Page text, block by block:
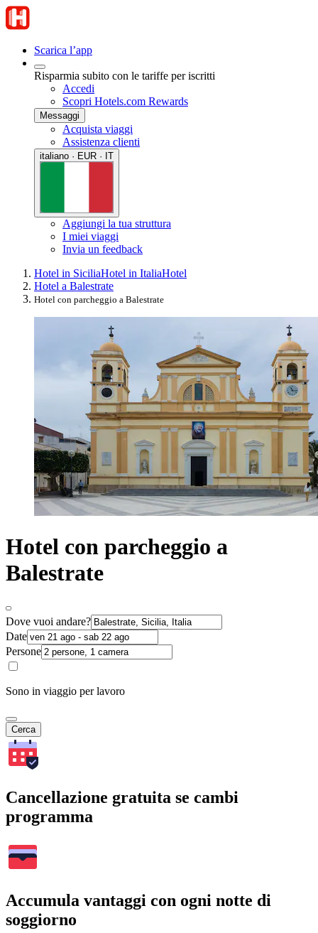
Scarica l’app
Risparmia subito con le tariffe per iscritti
Accedi
Scopri Hotels.com Rewards
Messaggi
Acquista viaggi
Assistenza clienti
italiano · EUR · IT
Aggiungi la tua struttura
I miei viaggi
Invia un feedback
Hotel in SiciliaHotel in ItaliaHotel
Hotel a Balestrate
Hotel con parcheggio a Balestrate
Hotel con parcheggio a
Balestrate
Dove vuoi andare?
Date
Persone
Sono in viaggio per lavoro
Cerca
Cancellazione gratuita se cambi
programma
Accumula vantaggi con ogni notte di
soggiorno